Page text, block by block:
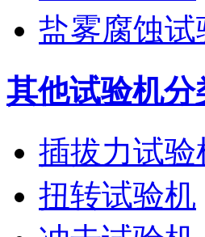
盐雾腐蚀试
其他试验机分
插拔力试验
扭转试验机